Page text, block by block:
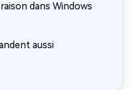
dans Windows
aussi